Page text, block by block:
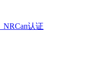
NRCan认证